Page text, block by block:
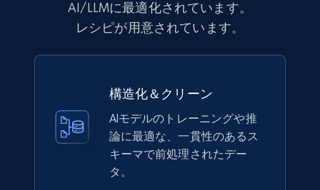
162+ 今すぐ購入
Lazada - Products
URL, Title, Rating, Reviews, Initial price, Final
AI/LLMに最適化されています。
レシピが用意されています。
構造化＆クリーン
AIモデルのトレーニングや推
論に最適な、一貫性のあるス
キーマで前処理されたデー
タ。